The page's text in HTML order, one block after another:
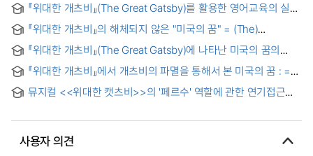
『위대한 개츠비』(The Great Gatsby)를 활용한 영어교육의 실제
= English Teaching by Using The Great Gatsby
『위대한 개츠비』의 해체되지 않은 "미국의 꿈" = (The)
continuance of American dream in The Great Gatsby
『위대한 개츠비』(The Great Gatsby)에 나타난 미국의 꿈의
비전과 한계 = The Vision and Limit of American Dream in
The Great Gatsby
『위대한 개츠비』에서 개츠비의 파멸을 통해서 본 미국의 꿈 : =
American Dream through Gatsby's defeat in The Great
Gatsby
뮤지컬 <<위대한 캣츠비>>의 '페르수' 역할에 관한 연기접근
approach to playing the role of Persu in musical <>
사용자 의견